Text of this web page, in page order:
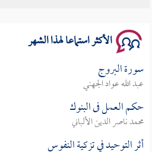
الأكثر استماعا لهذا الشهر
سورة البروج
عبد الله عواد الجهني
حكم العمل فى البنوك
محمد ناصر الدين الألباني
أثر التوحيد في تزكية النفوس